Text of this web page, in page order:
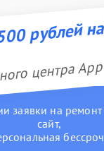
рублей на
центра
заявки на ремонт
сайт,